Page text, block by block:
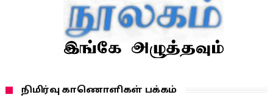
நிமிர்வு காணொளிகள் பக்கம்